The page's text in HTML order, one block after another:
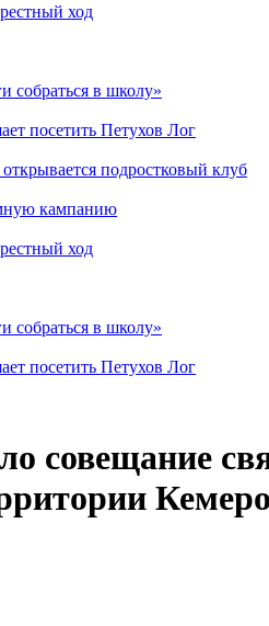
ход
собраться в школу»
посетить Петухов Лог
подростковый клуб
кампанию
ход
собраться в школу»
посетить Петухов Лог
совещание